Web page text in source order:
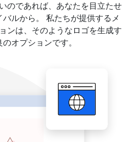
のであれば、あなたを目立たせ
ルから。 私たちが提供するメ
ンは、そのようなロゴを生成す
オプションです。